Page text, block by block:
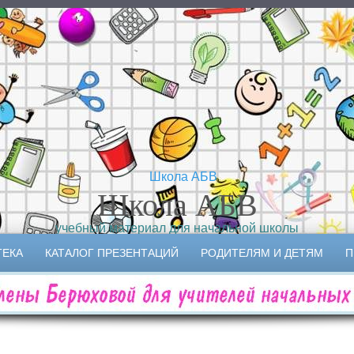
Школа АБВ
учебный материал для начальной школы
КАТАЛОГ ПРЕЗЕНТАЦИЙ РОДИТЕЛЯМ И ДЕТЯМ